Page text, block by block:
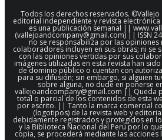
Todos los derechos reservados. ©Vallejo
editorial independiente y revista electrónica
es una publicación semanal ||
(vallejoandcompany@gmail.com) || ISSN
no se responsabiliza por las opiniones
colaboradores incluyen en sus obras; ni se
con las opiniones vertidas por sus
imágenes utilizadas en esta revista han
de dominio público o cuentan con
para su difusión; sin embargo, si alguien
sobre alguna, no dude en ponerse
vallejoandcompany@gmail.com || Queda
total o parcial de los contenidos de esta
por escrito. || Tanto la marca comercial
(logotipos) de la revista web y
debidamente registrados y protegidos en lo
y la Biblioteca Nacional del Perú por lo
copia, se procederá mediante las